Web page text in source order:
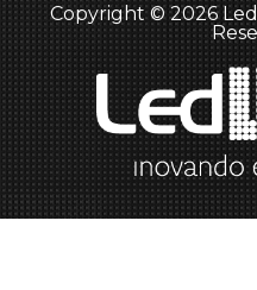
Copyright © 2026